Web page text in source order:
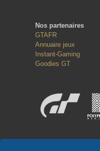
Nos partenaires
GTAFR
Annuaire jeux
Instant-Gaming
Goodies GT